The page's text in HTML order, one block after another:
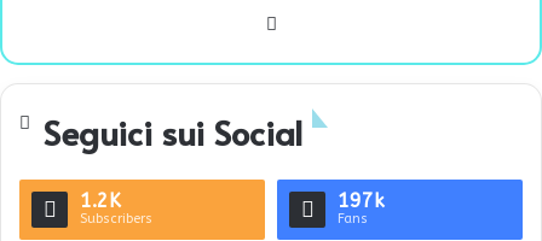
te
Seguici sui Social
1.2K
Subscribers
197k
Fans